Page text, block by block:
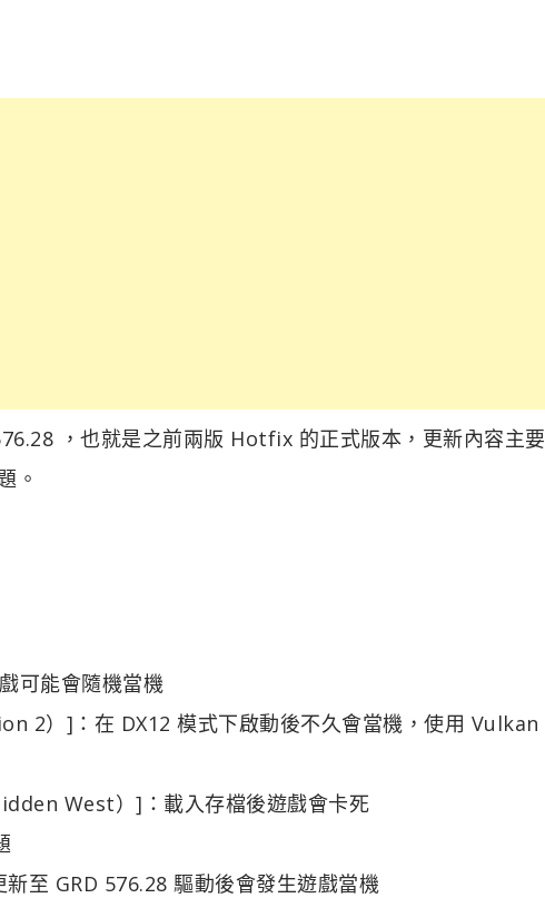
，也就是之前兩版 Hotfix 的正式版本，更新內容主要
。
可能會隨機當機
2）]：在 DX12 模式下啟動後不久會當機，使用 Vulkan
West）]：載入存檔後遊戲會卡死
至 GRD 576.28 驅動後會發生遊戲當機